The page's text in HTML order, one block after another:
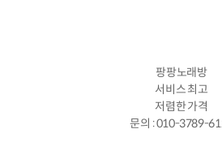
팡팡노래방
서비스 최고
저렴한 가격
문의 : 010-3789-